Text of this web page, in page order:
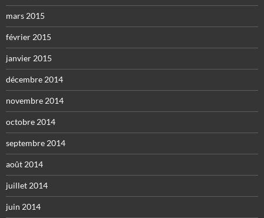
mars 2015
février 2015
janvier 2015
décembre 2014
novembre 2014
octobre 2014
septembre 2014
août 2014
juillet 2014
juin 2014